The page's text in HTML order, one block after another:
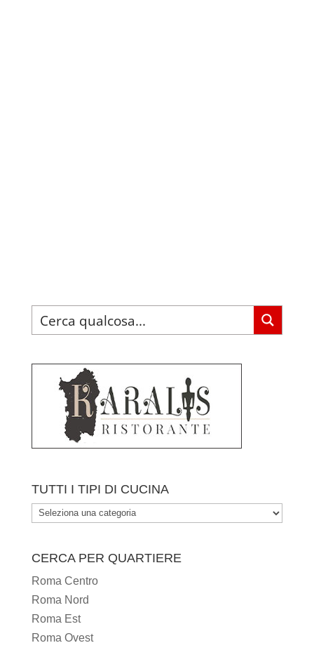
TUTTI I TIPI DI CUCINA
TUTTI
CUCINA
CERCA PER QUARTIERE
Roma Centro
Roma Nord
Roma Est
Roma Ovest